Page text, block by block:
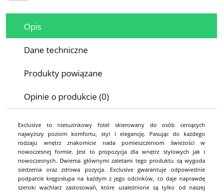
Opis
Dane techniczne
Produkty powiązane
Opinie o produkcie (0)
Exclusive to nietuzinkowy fotel skierowany do osób ceniących
najwyższy poziom komfortu, styl i elegancję. Pasując do każdego
rodzaju wnętrz znakomicie nada pomieszczeniom świeżości w
nowoczesnej formie. Jest to propozycja dla wnętrz stylowych jak i
nowoczesnych. Dwiema głównymi zaletami tego produktu są wygoda
siedzenia oraz zdrowa pozycja. Exclusive gwarantuje odpowiednie
podparcie kręgosłupa na każdym z jego odcinków, co daje naprawdę
szeroki wachlarz zastosowań, które uzależnione są tylko od naszej